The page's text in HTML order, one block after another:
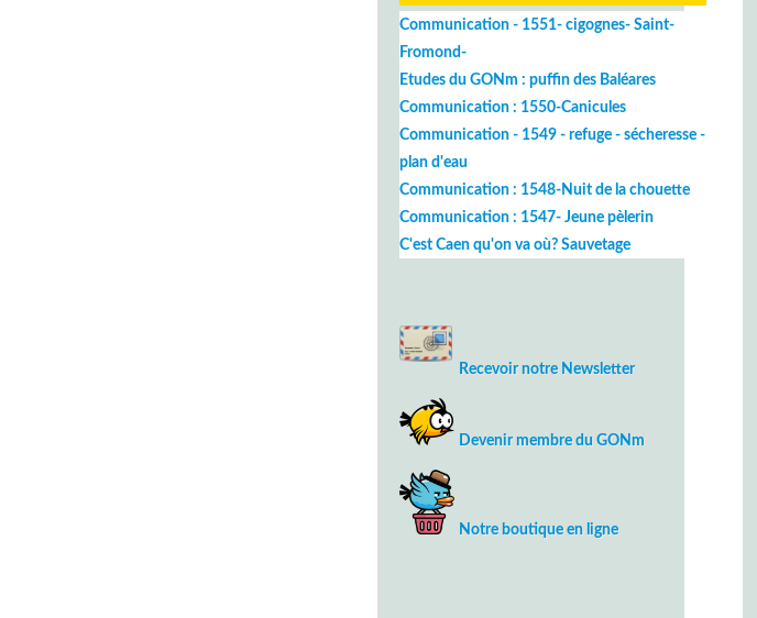
Communication - 1551- cigognes- Saint-
Fromond-
Etudes du GONm : puffin des Baléares
Communication : 1550-Canicules
Communication - 1549 - refuge - sécheresse -
plan d'eau
Communication : 1548-Nuit de la chouette
Communication : 1547- Jeune pèlerin
C'est Caen qu'on va où? Sauvetage
Recevoir notre Newsletter
Devenir membre du GONm
Notre boutique en ligne